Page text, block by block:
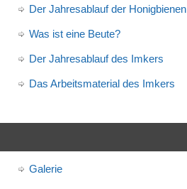
Der Jahresablauf der Honigbienen
Was ist eine Beute?
Der Jahresablauf des Imkers
Das Arbeitsmaterial des Imkers
Galerie